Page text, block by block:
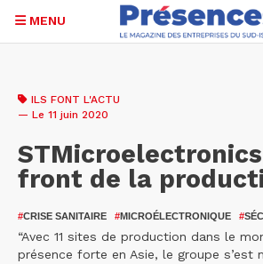
contenu
MENU
ILS FONT L'ACTU
— Le 11 juin 2020
front de la
#CRISE SANITAIRE #MICROÉLECTRONIQUE #
“Avec 11 sites de production dans le
présence forte en Asie, le groupe s’est